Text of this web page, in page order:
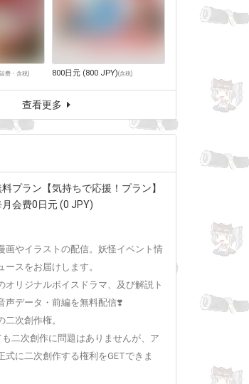
运费・含税) 800日元 (800 JPY)(含税)
查看更多
プラン【気持ちで応援！プラン】
月会费0日元 (0 JPY)
画やイラストの配信。妖怪イベント情
ースをお届けします。
オリジナルボイスドラマ、及び解説ト
声データ・前編を無料配信❣️
二次創作権。
二次創作に問題はありませんが、ア
式に二次創作する権利をGETできま